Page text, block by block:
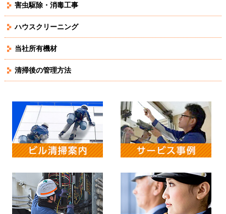
害虫駆除・消毒工事
ハウスクリーニング
当社所有機材
清掃後の管理方法